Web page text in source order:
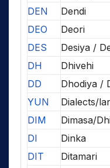
DEN
Dendi
DEO
Deori
DES
Desiya /
DH
Dhivehi
DD
Dhodiya /
YUN
Dialects/
DIM
Dimasa/
DI
Dinka
DIT
Ditamari